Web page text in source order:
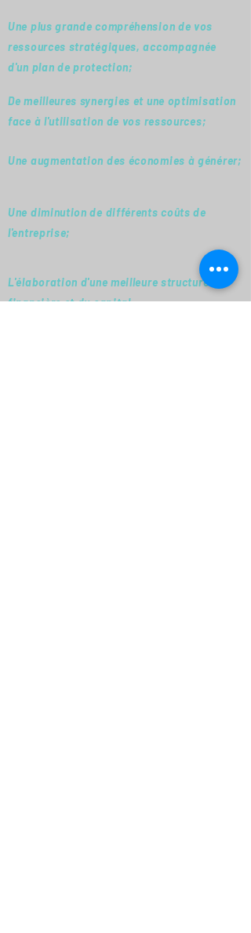
Une plus grande compréhension de vos
ressources stratégiques, accompagnée
d'un plan de protection;
De meilleures synergies et une optimisation
face à l'utilisation de vos ressources;
Une augmentation des économies à générer;
Une diminution de différents coûts de
l'entreprise;
L'élaboration d'une meilleure structure
financière et du capital.